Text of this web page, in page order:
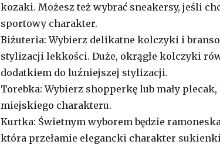
kozaki. Możesz też wybrać sneakersy, jeśli
sportowy charakter.
Biżuteria: Wybierz delikatne kolczyki i
stylizacji lekkości. Duże, okrągłe kolczyki
dodatkiem do luźniejszej stylizacji.
Torebka: Wybierz shopperkę lub mały
miejskiego charakteru.
Kurtka: Świetnym wyborem będzie
która przełamie elegancki charakter